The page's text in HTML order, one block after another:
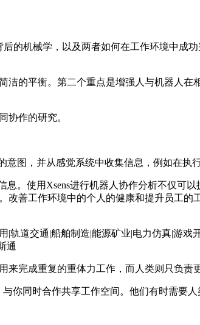
的机械学，以及两者如何在工作环境中成
洁的平衡。第二个重点是增强人与机器人
协作的研究。
图，并从感觉系统中收集信息，例如在执
。使用Xsens进行机器人协作分析不仅可
善工作环境中的个人的健康和提升员工的
完成重复的重体力工作，而人类则只负责
你同时合作共享工作空间。他们有时需要